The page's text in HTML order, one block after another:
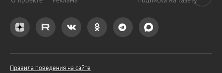
Правила поведения на сайте